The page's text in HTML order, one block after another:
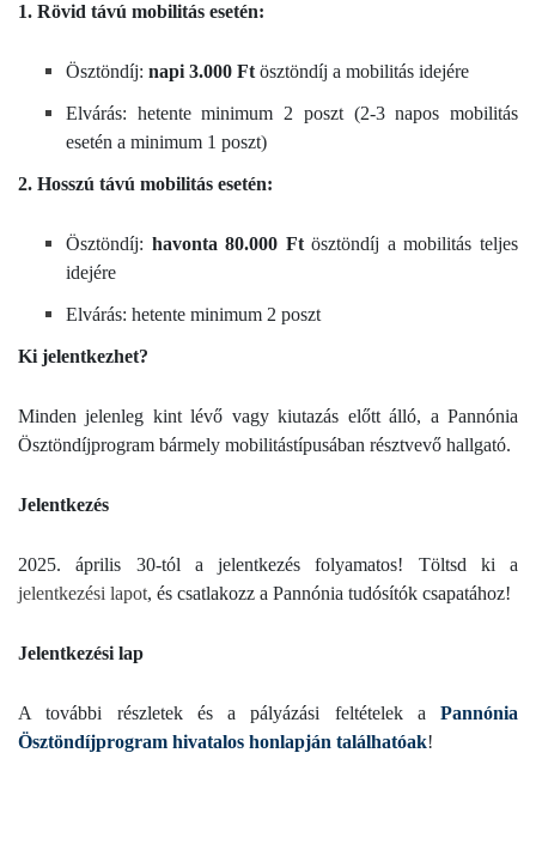
1. Rövid távú mobilitás esetén:
Ösztöndíj: napi 3.000 Ft ösztöndíj a mobilitás idejére
Elvárás: hetente minimum 2 poszt (2-3 napos mobilitás
esetén a minimum 1 poszt)
2. Hosszú távú mobilitás esetén:
Ösztöndíj: havonta 80.000 Ftösztöndíj a mobilitás teljes
idejére
Elvárás: hetente minimum 2 poszt
Ki jelentkezhet?
Minden jelenleg kint lévő vagy kiutazás előtt álló, a Pannónia
Ösztöndíjprogram bármely mobilitástípusában résztvevő hallgató.
Jelentkezés
2025. április 30-tól a jelentkezés folyamatos! Töltsd ki a
jelentkezési lapot, és csatlakozz a Pannónia tudósítók csapatához!
Jelentkezési lap
A további részletek és a pályázási feltételek a Pannónia
Ösztöndíjprogram hivatalos honlapján találhatóak!